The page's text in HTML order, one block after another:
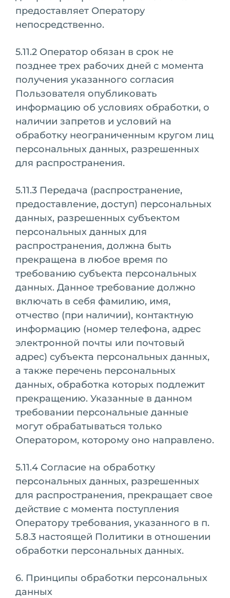
предоставляет Оператору
непосредственно.
5.11.2 Оператор обязан в срок не
позднее трех рабочих дней с момента
получения указанного согласия
Пользователя опубликовать
информацию об условиях обработки, о
наличии запретов и условий на
обработку неограниченным кругом лиц
персональных данных, разрешенных
для распространения.
5.11.3 Передача (распространение,
предоставление, доступ) персональных
данных, разрешенных субъектом
персональных данных для
распространения, должна быть
прекращена в любое время по
требованию субъекта персональных
данных. Данное требование должно
включать в себя фамилию, имя,
отчество (при наличии), контактную
информацию (номер телефона, адрес
электронной почты или почтовый
адрес) субъекта персональных данных,
а также перечень персональных
данных, обработка которых подлежит
прекращению. Указанные в данном
требовании персональные данные
могут обрабатываться только
Оператором, которому оно направлено.
5.11.4 Согласие на обработку
персональных данных, разрешенных
для распространения, прекращает свое
действие с момента поступления
Оператору требования, указанного в п.
5.8.3 настоящей Политики в отношении
обработки персональных данных.
6. Принципы обработки персональных
данных